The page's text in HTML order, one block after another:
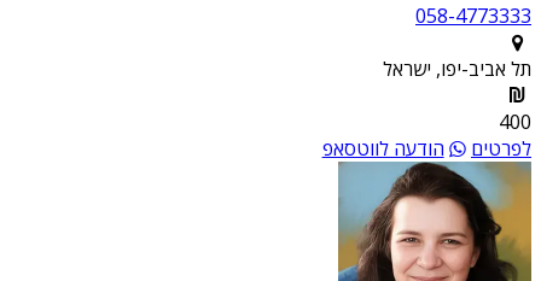
058-4773333
תל אביב-יפו, ישראל
400
לפרטים
הודעה לווטסאפ